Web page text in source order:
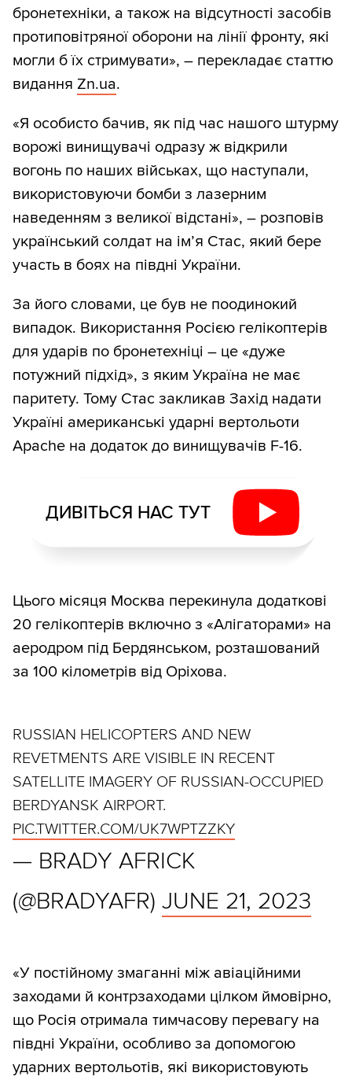
бронетехніки, а також на відсутності засобів
протиповітряної оборони на лінії фронту, які
могли б їх стримувати», – перекладає статтю
видання Zn.ua.
«Я особисто бачив, як під час нашого штурму
ворожі винищувачі одразу ж відкрили
вогонь по наших військах, що наступали,
використовуючи бомби з лазерним
наведенням з великої відстані», – розповів
український солдат на ім’я Стас, який бере
участь в боях на півдні України.
За його словами, це був не поодинокий
випадок. Використання Росією гелікоптерів
для ударів по бронетехніці – це «дуже
потужний підхід», з яким Україна не має
паритету. Тому Стас закликав Захід надати
Україні американські ударні вертольоти
Apache на додаток до винищувачів F-16.
ДИВІТЬСЯ НАС ТУТ
Цього місяця Москва перекинула додаткові
20 гелікоптерів включно з «Алігаторами» на
аеродром під Бердянськом, розташований
за 100 кілометрів від Оріхова.
RUSSIAN HELICOPTERS AND NEW
REVETMENTS ARE VISIBLE IN RECENT
SATELLITE IMAGERY OF RUSSIAN-OCCUPIED
BERDYANSK AIRPORT.
PIC.TWITTER.COM/UK7WPTZZKY
— BRADY AFRICK
(@BRADYAFR) JUNE 21, 2023
«У постійному змаганні між авіаційними
заходами й контрзаходами цілком ймовірно,
що Росія отримала тимчасову перевагу на
півдні України, особливо за допомогою
ударних вертольотів, які використовують